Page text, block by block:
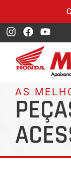
AS